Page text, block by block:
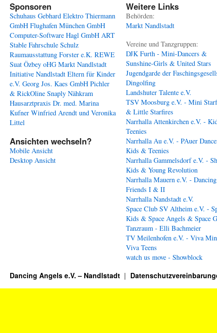
Sponsoren
Schuhaus Gebhard Elektro Thiermann
GmbH Flughafen München GmbH
Computer-Software Hagl GmbH ART
Stable Fahrschule Schulz
Raumausstattung Forster e.K. REWE
Suat Özbey oHG Markt Nandlstadt
Initiative Nandlstadt Eltern für Kinder
e.V. Georg Jos. Kaes GmbH Pichler
& RickOline Snaply Nähkram
Hausarztpraxis Dr. med. Marina
Kufner Winfried Arendt und Veronika
Littel
Ansichten wechseln?
Mobile Ansicht
Desktop Ansicht
Weitere Links
Behörden:
Markt Nandlstadt
Vereine und Tanzgruppen:
DJK Furth - Mini-Dancers &
Sunshine-Girls & United Stars
Jugendgarde der
Dingolfing
Landshuter Talente e.V.
TSV Moosburg e.V. - Mini
& Little Starfires
Narrhalla Attenkirchen e.V. -
Teenies
Narrhalla Au e.V. - PAuer
Kids & Teenies
Narrhalla Gammelsdorf e.V. -
Kids & Young Revolution
Narrhalla Mauern e.V. - Dancing
Friends I & II
Narrhalla Nandstadt e.V.
Space Club SV Altheim e.V. -
Kids & Space Angels & Space
Tanzraum - Elli Bachmeier
TV Meilenhofen e.V. - Viva
Viva Teens
watch us move - Showblock
Dancing Angels e.V. – Nandlstadt